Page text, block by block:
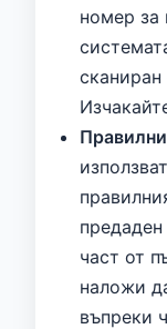
номер за
част от
наложи
въпреки